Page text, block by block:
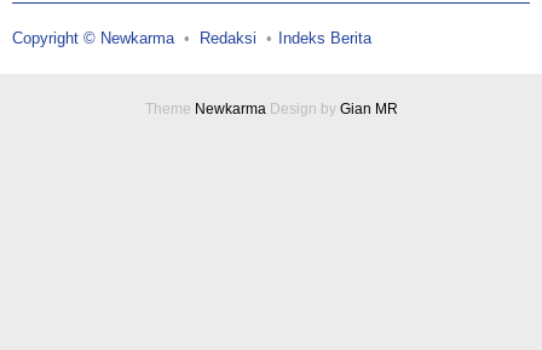
Copyright © Newkarma Redaksi Indeks Berita
Theme NewkarmaDesign by Gian MR